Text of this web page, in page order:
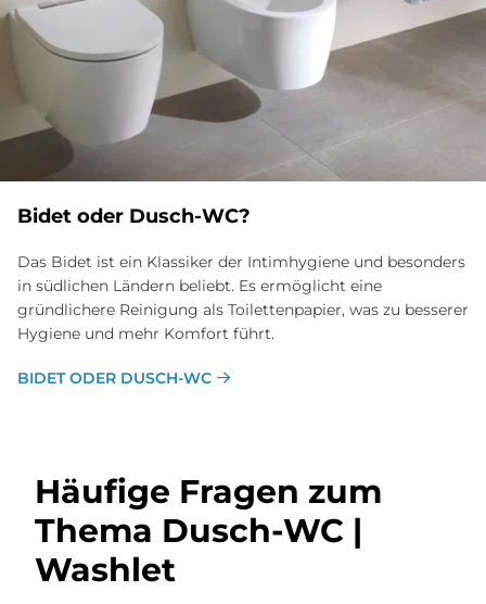
Bidet oder Dusch-WC?
Das Bidet ist ein Klassiker der Intimhygiene und besonders
in südlichen Ländern beliebt. Es ermöglicht eine
gründlichere Reinigung als Toilettenpapier, was zu besserer
Hygiene und mehr Komfort führt.
BIDET ODER DUSCH-WC
Häu­fi­ge Fra­gen zum
The­ma Dusch-WC |
Wa­sh­let